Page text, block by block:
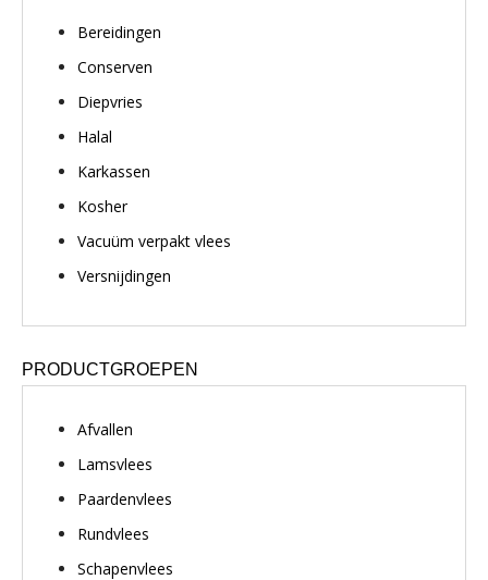
Bereidingen
Conserven
Diepvries
Halal
Karkassen
Kosher
Vacuüm verpakt vlees
Versnijdingen
PRODUCTGROEPEN
Afvallen
Lamsvlees
Paardenvlees
Rundvlees
Schapenvlees